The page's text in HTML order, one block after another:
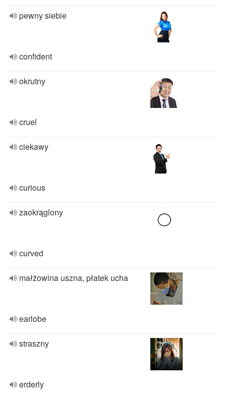
pewny siebie
confident
okrutny
cruel
ciekawy
curious
zaokrąglony
curved
małżowina uszna, płatek ucha
earlobe
straszny
erderly